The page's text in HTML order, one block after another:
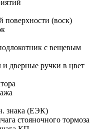
поверхности (воск)
с вещевым
дверные ручки в цвет
знака (ЕЭК)
стояночного тормоза